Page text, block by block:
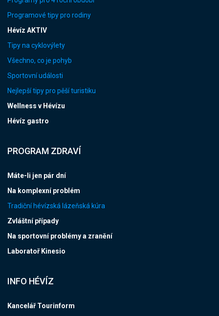
Programové tipy pro rodiny
Hévíz AKTIV
Tipy na cyklovýlety
Všechno, co je pohyb
Sportovní události
Nejlepší tipy pro pěší turistiku
Wellness v Hévízu
Hévíz gastro
PROGRAM ZDRAVÍ
Máte-li jen pár dní
Na komplexní problém
Tradiční hévízská lázeňská kúra
Zvláštní případy
Na sportovní problémy a zranění
Laboratoř Kinesio
INFO HÉVÍZ
Kancelář Tourinform